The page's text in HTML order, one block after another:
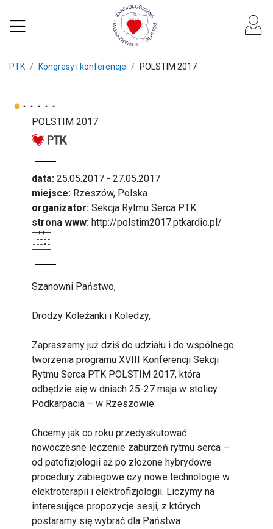
PTK Kongresy i konferencje POLSTIM 2017
POLSTIM 2017
data: 25.05.2017 - 27.05.2017
miejsce: Rzeszów, Polska
organizator: Sekcja Rytmu Serca PTK
strona www: http://polstim2017.ptkardio.pl/
Szanowni Państwo,
Drodzy Koleżanki i Koledzy,
Zapraszamy już dziś do udziału i do wspólnego
tworzenia programu XVIII Konferencji Sekcji
Rytmu Serca PTK POLSTIM 2017, która
odbędzie się w dniach 25-27 maja w stolicy
Podkarpacia – w Rzeszowie.
Chcemy jak co roku przedyskutować
nowoczesne leczenie zaburzeń rytmu serca –
od patofizjologii aż po złożone hybrydowe
procedury zabiegowe czy nowe technologie w
elektroterapii i elektrofizjologii. Liczymy na
interesujące propozycje sesji, z których
postaramy się wybrać dla Państwa